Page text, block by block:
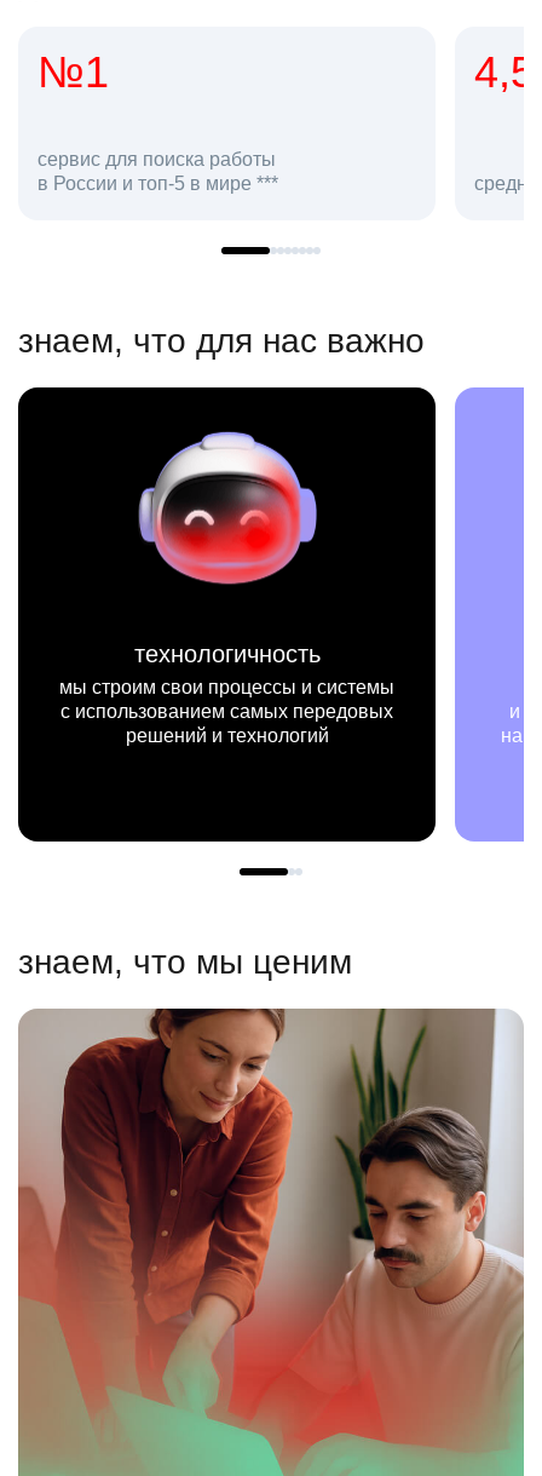
средняя оценка hh.ru как работодателя **
знаем, что для нас важно
миссия
мы на конкретных цифрах
и примерах видим, как результаты
нашей работы меняют жизни людей
знаем, что мы ценим